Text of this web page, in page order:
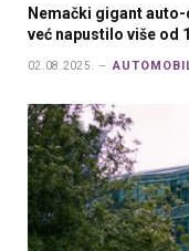
Nemački gigant
već napustilo više od
02.08.2025.